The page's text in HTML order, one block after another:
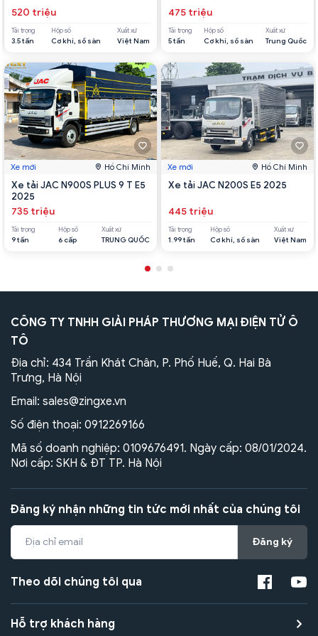
520 triệu
Tải trọng
3.5 tấn
Hộp số
Cơ khí, số sàn
Xuất xứ
Việt Nam
Xe mới Hồ Chí Minh
Xe tải JAC N900S PLUS 9 T E5
2025
735 triệu
Tải trọng
9 tấn
Hộp số
6 cấp
Xuất xứ
TRUNG QUỐC
475 triệu
Tải trọng
5 tấn
Hộp số
Cơ khí, số sàn
Xuất xứ
Trung Quốc
Xe mới Hồ Chí Minh
Xe tải JAC N200S E5 2025
445 triệu
Tải trọng
1.99 tấn
Hộp số
Cơ khí, số sàn
Xuất xứ
Việt Nam
CÔNG TY TNHH GIẢI PHÁP THƯƠNG MẠI ĐIỆN TỬ Ô
TÔ
Địa chỉ: 434 Trần Khát Chân, P. Phố Huế, Q. Hai Bà
Trưng, Hà Nội
Email: sales@zingxe.vn
Số điện thoại: 0912269166
Mã số doanh nghiệp: 0109676491. Ngày cấp: 08/01/2024.
Nơi cấp: SKH & ĐT TP. Hà Nội
Đăng ký nhận những tin tức mới nhất của chúng tôi
Đăng ký
Theo dõi chúng tôi qua
Hỗ trợ khách hàng